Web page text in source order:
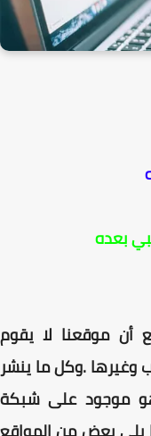
بعده
أن موقعنا لا يقوم
وغيرها .وكل ما ينشر
موجود على شبكة